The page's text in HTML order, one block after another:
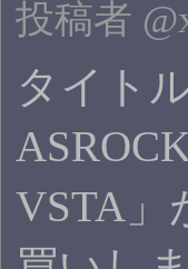
投稿者
タイト
VSTA」